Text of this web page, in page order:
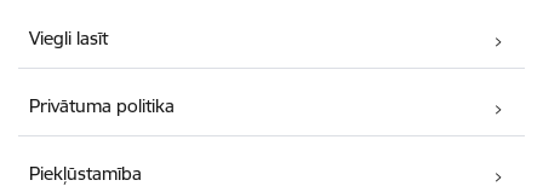
Viegli lasīt
Privātuma politika
Piekļūstamība